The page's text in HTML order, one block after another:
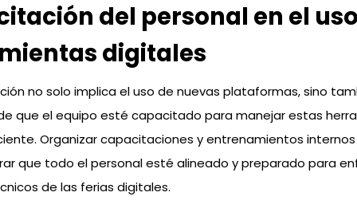
del personal en el
digitales
no solo implica el uso de nuevas plataformas, sino
que el equipo esté capacitado para manejar estas
Organizar capacitaciones y entrenamientos
que todo el personal esté alineado y preparado para
de las ferias digitales.